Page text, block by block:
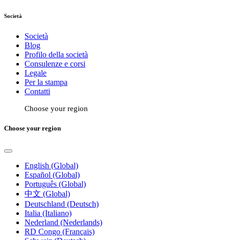
Società
Società
Blog
Profilo della società
Consulenze e corsi
Legale
Per la stampa
Contatti
Choose your region
Choose your region
English (Global)
Español (Global)
Português (Global)
中文 (Global)
Deutschland (Deutsch)
Italia (Italiano)
Nederland (Nederlands)
RD Congo (Français)